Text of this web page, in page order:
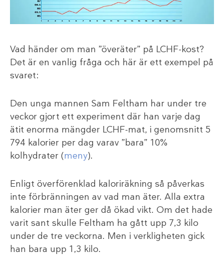
Vad händer om man ”överäter” på LCHF-kost?
Det är en vanlig fråga och här är ett exempel på
svaret:
Den unga mannen Sam Feltham har under tre
veckor gjort ett experiment där han varje dag
ätit enorma mängder LCHF-mat, i genomsnitt 5
794 kalorier per dag varav ”bara” 10%
kolhydrater (meny).
Enligt överförenklad kaloriräkning så påverkas
inte förbränningen av vad man äter. Alla extra
kalorier man äter ger då ökad vikt. Om det hade
varit sant skulle Feltham ha gått upp 7,3 kilo
under de tre veckorna. Men i verkligheten gick
han bara upp 1,3 kilo.